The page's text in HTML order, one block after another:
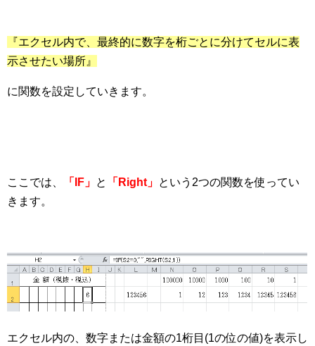
『エクセル内で、最終的に数字を桁ごとに分けてセルに表
示させたい場所』
に関数を設定していきます。
ここでは、 「IF」 と 「Right」 という2つの関数を使ってい
きます。
エクセル内の、数字または金額の1桁目(1の位の値)を表示し